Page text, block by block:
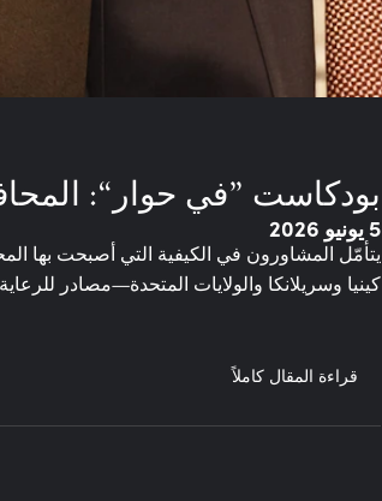
بودكاست ”في حوار“:
5 يونيو 2026
يتأمّل المشاورون في الكيفية التي أصبحت بها
كينيا وسريلانكا والولايات المتحدة—مصادر
قراءة المقال كاملاً